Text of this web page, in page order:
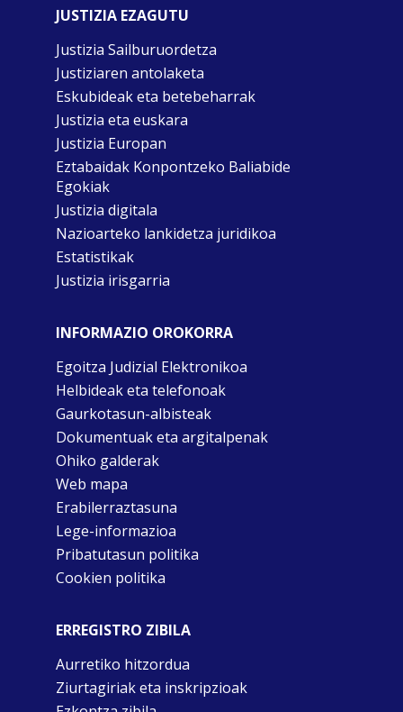
JUSTIZIA EZAGUTU
Justizia Sailburuordetza
Justiziaren antolaketa
Eskubideak eta betebeharrak
Justizia eta euskara
Justizia Europan
Eztabaidak Konpontzeko Baliabide
Egokiak
Justizia digitala
Nazioarteko lankidetza juridikoa
Estatistikak
Justizia irisgarria
INFORMAZIO OROKORRA
Egoitza Judizial Elektronikoa
Helbideak eta telefonoak
Gaurkotasun-albisteak
Dokumentuak eta argitalpenak
Ohiko galderak
Web mapa
Erabilerraztasuna
Lege-informazioa
Pribatutasun politika
Cookien politika
ERREGISTRO ZIBILA
Aurretiko hitzordua
Ziurtagiriak eta inskripzioak